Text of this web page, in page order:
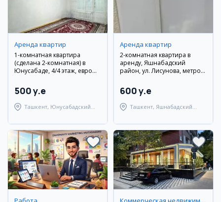
Аренда квартир
1-комнатная квартира
(сделана 2-комнатная) в
Юнусабаде, 4/4 этаж, евро
500 y.e
Ташкент, Юнусабадский
Аренда квартир
2-комнатная квартира в
аренду, Яшнабадский
район, ул. Лисунова, метро
600 y.e
Ташкент, Яшнабадский